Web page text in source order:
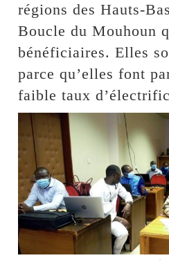
régions des Hauts-
Boucle du Mouhoun
bénéficiaires. Elles
parce qu’elles font
faible taux